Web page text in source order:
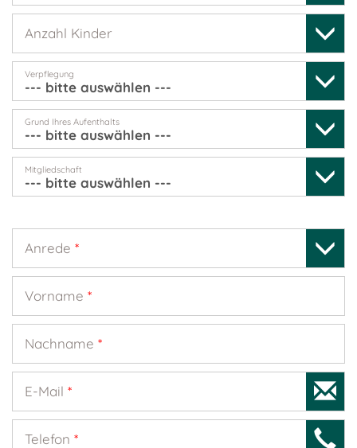
Anzahl Kinder
Verpflegung
Grund Ihres Aufenthalts
Mitgliedschaft
Anrede *
Vorname *
Nachname *
E-Mail *
Telefon *